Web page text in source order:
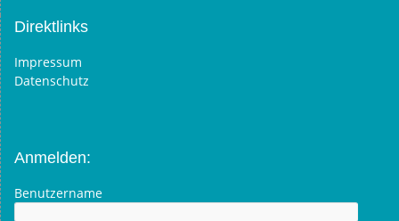
Direktlinks
Impressum
Datenschutz
Anmelden:
Benutzername